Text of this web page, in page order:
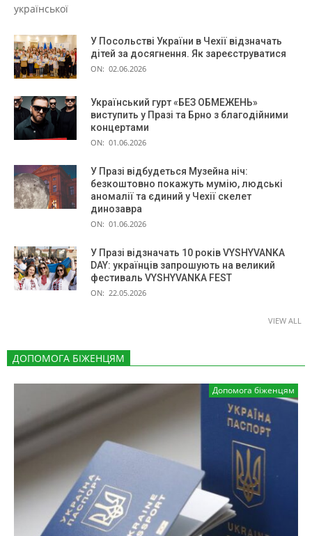
української
У Посольстві України в Чехії відзначать
дітей за досягнення. Як зареєструватися
ON: 02.06.2026
Український гурт «БЕЗ ОБМЕЖЕНЬ»
виступить у Празі та Брно з благодійними
концертами
ON: 01.06.2026
У Празі відбудеться Музейна ніч:
безкоштовно покажуть мумію, людські
аномалії та єдиний у Чехії скелет
динозавра
ON: 01.06.2026
У Празі відзначать 10 років VYSHYVANKA
DAY: українців запрошують на великий
фестиваль VYSHYVANKA FEST
ON: 22.05.2026
VIEW ALL
ДОПОМОГА БІЖЕНЦЯМ
Допомога біженцям